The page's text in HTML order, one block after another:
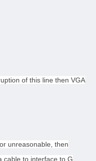
of this line then VGA
unreasonable, then
cable to interface to G